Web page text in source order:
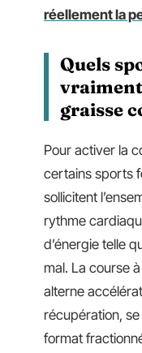
réellement la
Quels
graisse
Pour activer la
certains sports
sollicitent
rythme
d’énergie telle
mal. La course
alterne
récupération,
format